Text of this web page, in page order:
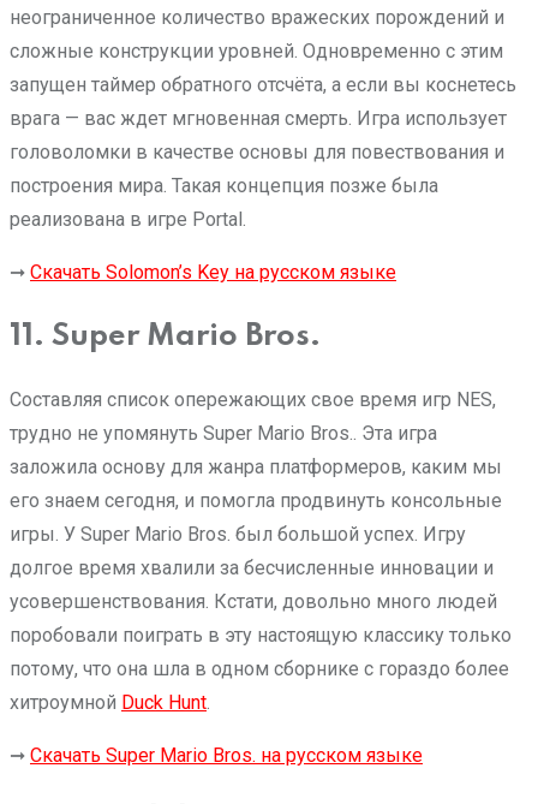
неограниченное количество вражеских порождений и
сложные конструкции уровней. Одновременно с этим
запущен таймер обратного отсчёта, а если вы коснетесь
врага — вас ждет мгновенная смерть. Игра использует
головоломки в качестве основы для повествования и
построения мира. Такая концепция позже была
реализована в игре Portal.
➞ Скачать Solomon’s Key на русском языке
11. Super Mario Bros.
Составляя список опережающих свое время игр NES,
трудно не упомянуть Super Mario Bros.. Эта игра
заложила основу для жанра платформеров, каким мы
его знаем сегодня, и помогла продвинуть консольные
игры. У Super Mario Bros. был большой успех. Игру
долгое время хвалили за бесчисленные инновации и
усовершенствования. Кстати, довольно много людей
поробовали поиграть в эту настоящую классику только
потому, что она шла в одном сборнике с гораздо более
хитроумной Duck Hunt.
➞ Скачать Super Mario Bros. на русском языке